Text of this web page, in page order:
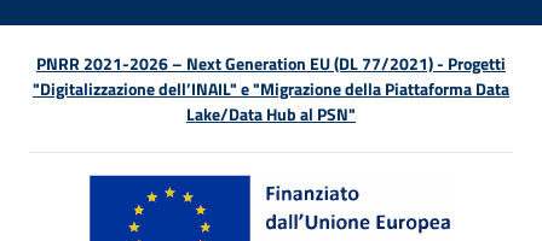
PNRR 2021-2026 – Next Generation EU (DL 77/2021) - Progetti
"Digitalizzazione dell’INAIL" e "Migrazione della Piattaforma Data
Lake/Data Hub al PSN"